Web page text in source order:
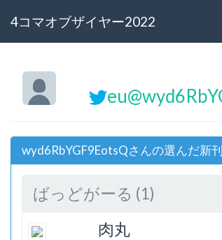
4コマオブザイヤー2022
wyd6RbYGF9EotsQさんの選んだ新
ばっどがーる (1)
肉丸